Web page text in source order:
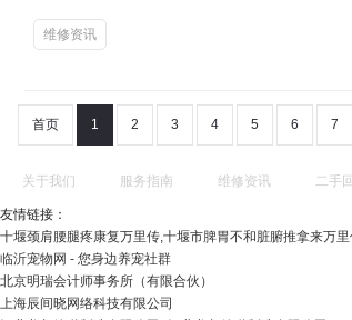
维修资讯
首页 1 2 3 4 5 6 7
关于我们 服务指南 维修资讯 二手
友情链接：
十堰颈肩腰腿疼康复万里传,十堰市脾胃不和脏腑推拿来万
临沂宠物网 - 您身边养宠社群
北京明瑞会计师事务所（有限合伙）
上海辰间晓网络科技有限公司